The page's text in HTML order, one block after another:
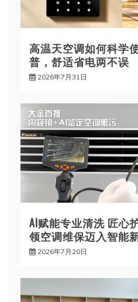
高温天空调如何科学
普，舒适省电两不误
2026年7月31日
AI赋能专业清洗 匠心
领空调维保迈入智能
2026年7月20日